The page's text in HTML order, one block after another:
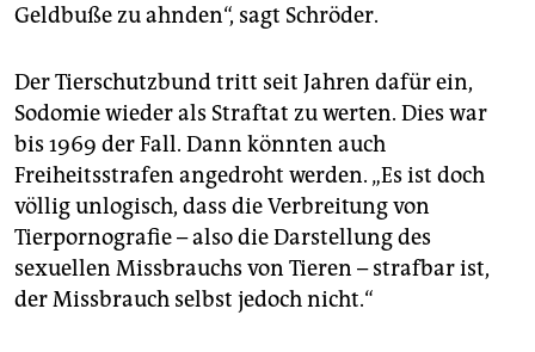
Geldbuße zu ahnden“, sagt Schröder.
Der Tierschutzbund tritt seit Jahren dafür ein,
Sodomie wieder als Straftat zu werten. Dies war
bis 1969 der Fall. Dann könnten auch
Freiheitsstrafen angedroht werden. „Es ist doch
völlig unlogisch, dass die Verbreitung von
Tierpornografie – also die Darstellung des
sexuellen Missbrauchs von Tieren – strafbar ist,
der Missbrauch selbst jedoch nicht.“